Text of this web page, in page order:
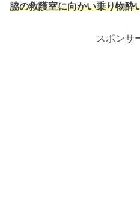
脇の救護室に向かい乗り物酔
スポンサ